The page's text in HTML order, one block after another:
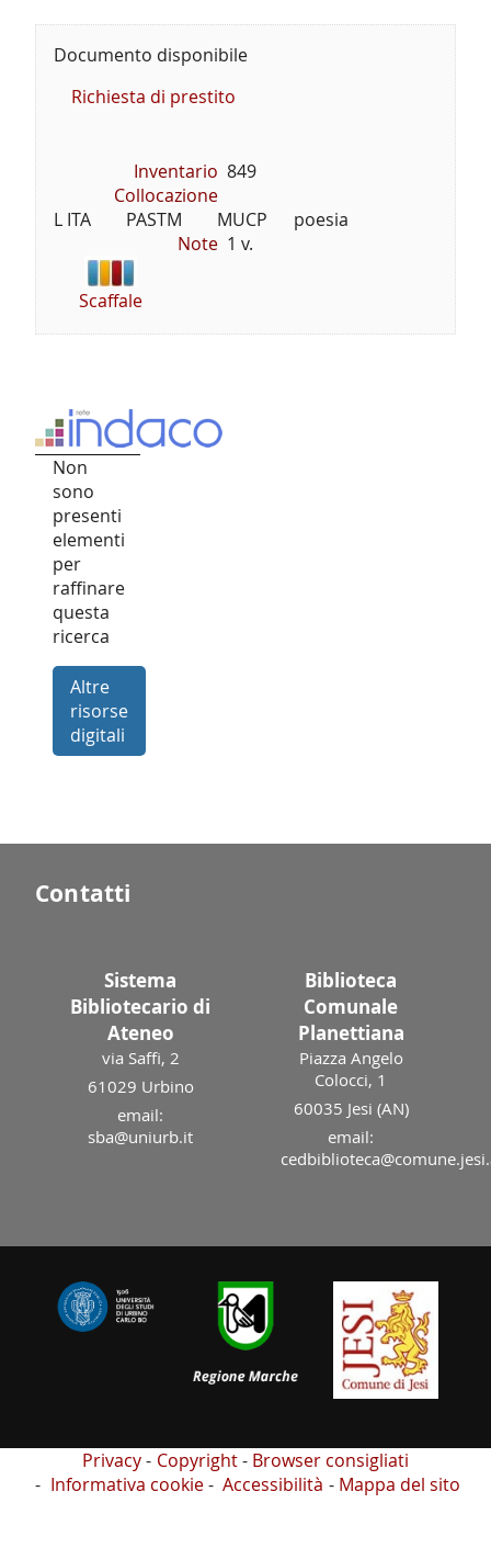
Documento disponibile
Richiesta di prestito
Inventario 849
Collocazione
L ITA        PASTM        MUCP      poesia
Note 1 v.
Scaffale
Non
sono
presenti
elementi
per
raffinare
questa
ricerca
Altre
risorse
digitali
Contatti
Sistema
Bibliotecario di
Ateneo
via Saffi, 2
61029 Urbino
email:
sba@uniurb.it
Biblioteca
Comunale
Planettiana
Piazza Angelo
Colocci, 1
60035 Jesi (AN)
email:
Privacy Copyright
Browser consigliati
Informativa cookie
Accessibilità Mappa del sito